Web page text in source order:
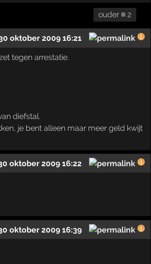
ouder ≡ 2
oktober 2009 16:21
tegen arrestatie.
diefstal.
je bent alleen maar meer geld kwijt
oktober 2009 16:22
oktober 2009 16:39